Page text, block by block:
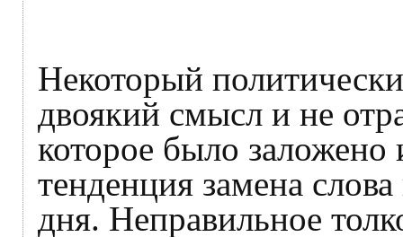
Некоторый
двоякий смысл и не
которое было заложено
тенденция замена
дня. Неправильное